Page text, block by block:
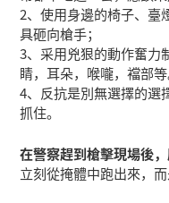
2、使用身邊的椅子、臺
具砸向槍手；
3、采用兇狠的動作奮力
睛，耳朵，喉嚨，襠部等
4、反抗是別無選擇的選
抓住。
在警察趕到槍擊現場後
立刻從掩體中跑出來，